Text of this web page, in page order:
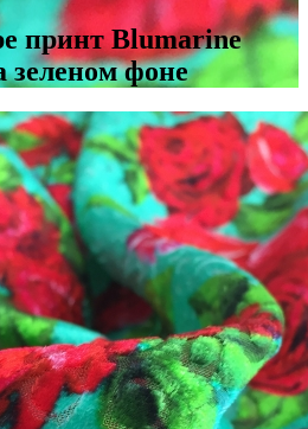
принт Blumarine
зеленом фоне